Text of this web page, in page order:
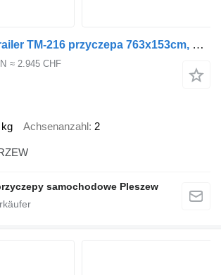
Temared Boat trailer TM-216 przyczepa 763x153cm, do przewozu ł
≈ 2.945 CHF
Achsenanzahl 2
samochodowe Pleszew